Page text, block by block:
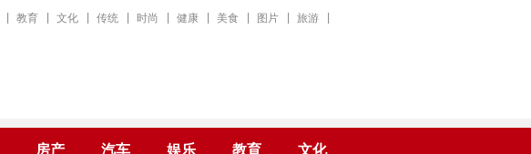
教育 文化 传统 时尚 健康 美食 图片 旅游
房产 汽车 娱乐 教育 文化